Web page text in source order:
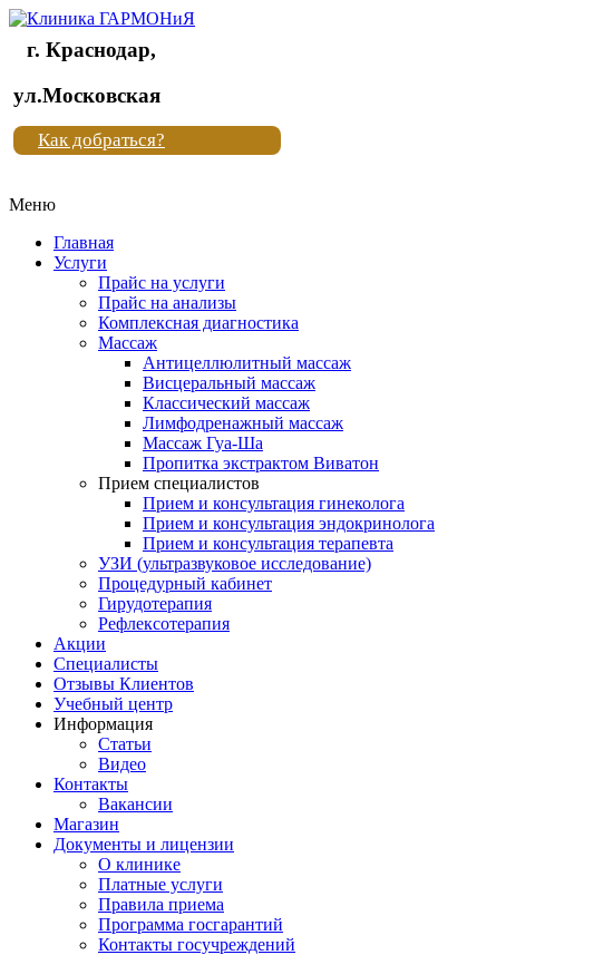
Клиника
"Новая
жизнь"
Клиника
жизнь"
г. Краснодар,
ул.Московская
Как добраться?
Меню
Главная
Услуги
Прайс на услуги
Прайс на анализы
Комплексная диагностика
Массаж
Антицеллюлитный массаж
Висцеральный массаж
Классический массаж
Лимфодренажный массаж
Массаж Гуа-Ша
Пропитка экстрактом Виватон
Прием специалистов
Прием и консультация гинеколога
Прием и консультация эндокринолога
Прием и консультация терапевта
УЗИ (ультразвуковое исследование)
Процедурный кабинет
Гирудотерапия
Рефлексотерапия
Акции
Специалисты
Отзывы Клиентов
Учебный центр
Информация
Статьи
Видео
Контакты
Вакансии
Магазин
Документы и лицензии
О клинике
Платные услуги
Правила приема
Программа госгарантий
Контакты госучреждений